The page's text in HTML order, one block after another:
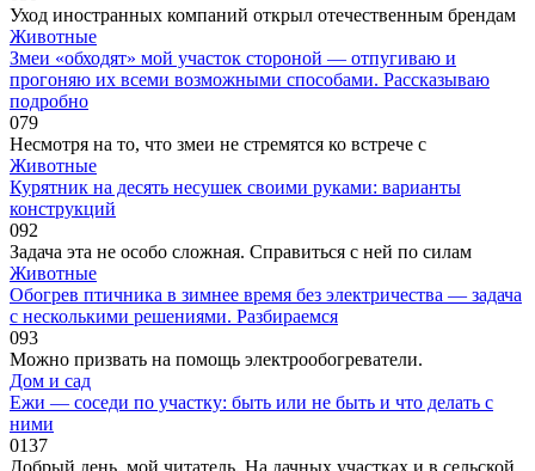
Уход иностранных компаний открыл отечественным брендам
Животные
Змеи «обходят» мой участок стороной — отпугиваю и
прогоняю их всеми возможными способами. Рассказываю
подробно
079
Несмотря на то, что змеи не стремятся ко встрече с
Животные
Курятник на десять несушек своими руками: варианты
конструкций
092
Задача эта не особо сложная. Справиться с ней по силам
Животные
Обогрев птичника в зимнее время без электричества — задача
с несколькими решениями. Разбираемся
093
Можно призвать на помощь электрообогреватели.
Дом и сад
Ежи — соседи по участку: быть или не быть и что делать с
ними
0137
Добрый день, мой читатель. На дачных участках и в сельской